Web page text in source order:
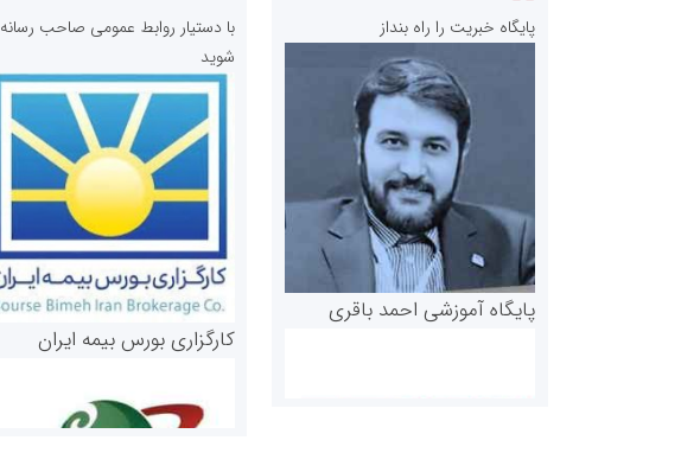
پایگاه خبریت را راه بنداز
پایگاه آموزشی احمد باقری
با دستیار روابط عمومی صاحب رسانه
شوید
کارگزاری بورس بیمه ایران